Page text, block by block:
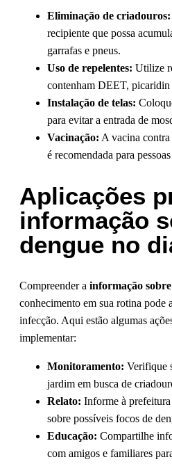
Eliminação de criadouros:
recipiente que possa
garrafas e pneus.
Uso de repelentes: Utilize
contenham DEET,
Instalação de telas:
para evitar a entrada de
Vacinação: A vacina
é recomendada para
Aplicações
informação
dengue no
Compreender a informação
conhecimento em sua rotina pode
infecção. Aqui estão algumas
implementar:
Monitoramento: Verifique
jardim em busca de
Relato: Informe à
sobre possíveis focos de
Educação: Compartilhe
com amigos e familiares